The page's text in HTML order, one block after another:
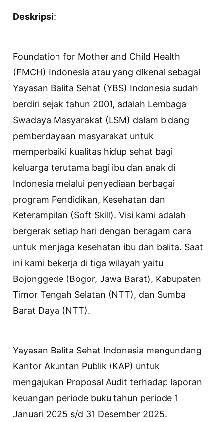
Deskripsi:
Foundation for Mother and Child Health
(FMCH) Indonesia atau yang dikenal sebagai
Yayasan Balita Sehat (YBS) Indonesia sudah
berdiri sejak tahun 2001, adalah Lembaga
Swadaya Masyarakat (LSM) dalam bidang
pemberdayaan masyarakat untuk
memperbaiki kualitas hidup sehat bagi
keluarga terutama bagi ibu dan anak di
Indonesia melalui penyediaan berbagai
program Pendidikan, Kesehatan dan
Keterampilan (Soft Skill). Visi kami adalah
bergerak setiap hari dengan beragam cara
untuk menjaga kesehatan ibu dan balita. Saat
ini kami bekerja di tiga wilayah yaitu
Bojonggede (Bogor, Jawa Barat), Kabupaten
Timor Tengah Selatan (NTT), dan Sumba
Barat Daya (NTT).
Yayasan Balita Sehat Indonesia mengundang
Kantor Akuntan Publik (KAP) untuk
mengajukan Proposal Audit terhadap laporan
keuangan periode buku tahun periode 1
Januari 2025 s/d 31 Desember 2025.